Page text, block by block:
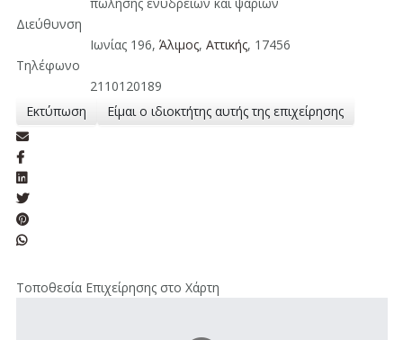
Διεύθυνση
Ιωνίας 196,Άλιμος,Aττικής, 17456
Τηλέφωνο
2110120189
Εκτύπωση
Είμαι ο ιδιοκτήτης αυτής της επιχείρησης
Τοποθεσία Επιχείρησης στο Χάρτη